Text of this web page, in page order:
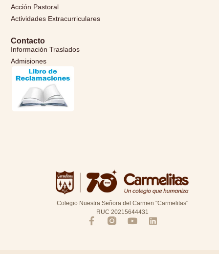
Colegio Nuestra Señora del Carmen "Carmelitas"
RUC 20215644431
Acción Pastoral
Actividades Extracurriculares
Contacto
Información Traslados
Admisiones